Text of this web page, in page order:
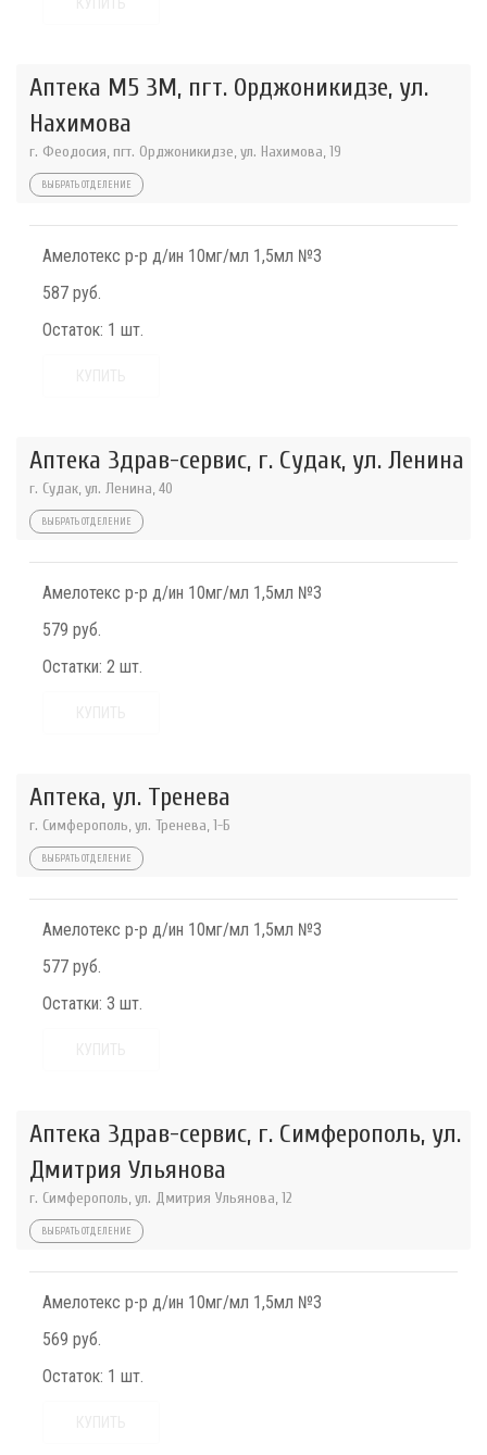
Аптека М5 3М, пгт. Орджоникидзе, ул.
Нахимова
г. Феодосия, пгт. Орджоникидзе, ул. Нахимова, 19
ВЫБРАТЬ ОТДЕЛЕНИЕ
Амелотекс р-р д/ин 10мг/мл 1,5мл №3
587 руб.
Остаток: 1 шт.
Аптека Здрав-сервис, г. Судак, ул. Ленина
г. Судак, ул. Ленина, 40
ВЫБРАТЬ ОТДЕЛЕНИЕ
Амелотекс р-р д/ин 10мг/мл 1,5мл №3
579 руб.
Остатки: 2 шт.
Аптека, ул. Тренева
г. Симферополь, ул. Тренева, 1-Б
ВЫБРАТЬ ОТДЕЛЕНИЕ
Амелотекс р-р д/ин 10мг/мл 1,5мл №3
577 руб.
Остатки: 3 шт.
Аптека Здрав-сервис, г. Симферополь, ул.
Дмитрия Ульянова
г. Симферополь, ул. Дмитрия Ульянова, 12
ВЫБРАТЬ ОТДЕЛЕНИЕ
Амелотекс р-р д/ин 10мг/мл 1,5мл №3
569 руб.
Остаток: 1 шт.